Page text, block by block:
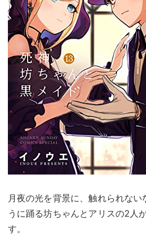
月夜の光を背景に、触れられない
うに踊る坊ちゃんとアリスの2人
す。